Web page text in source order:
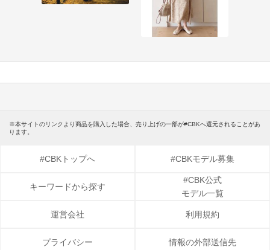
※本サイトのリンクより商品を購入した場合、売り上げの一部が#CBKへ還元されることがあ
ります。
#CBKトップへ #CBKモデル募集
キーワードから探す
#CBK公式
モデル一覧
運営会社 利用規約
プライバシー 情報の外部送信先